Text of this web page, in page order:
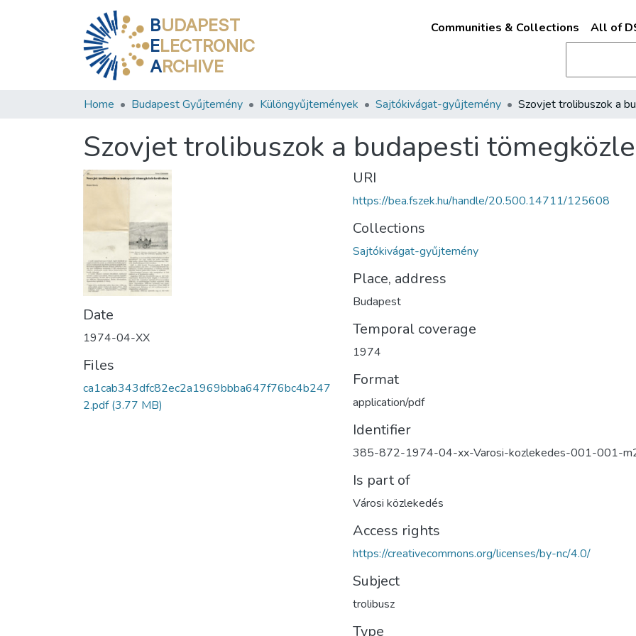
BUDAPEST
ELECTRONIC
ARCHIVE
Communities & Collections All of
Home Budapest Gyűjtemény Különgyűjtemények Sajtókivágat-gyűjtemény
Szovjet trolibuszok a budapesti
Date
1974-04-XX
Files
ca1cab343dfc82ec2a1969bbba647f76bc4b247
2.pdf(3.77 MB)
URI
https://bea.fszek.hu/handle/20.500.14711/125608
Collections
Sajtókivágat-gyűjtemény
Place, address
Budapest
Temporal coverage
1974
Format
application/pdf
Identifier
385-872-1974-04-xx-Varosi-kozlekedes-001-001-
Is part of
Városi közlekedés
Access rights
https://creativecommons.org/licenses/by-nc/4.0/
Subject
trolibusz
Type